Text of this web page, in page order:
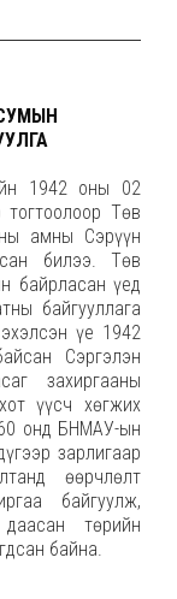
1942 оны 02
Төв
амны Сэрүүн
билээ. Төв
байрласан үед
байгууллага
үе 1942
Сэргэлэн
захиргааны
үүсч хөгжих
онд БНМАУ-ын
зарлигаар
өөрчлөлт
байгуулж,
төрийн
байна.